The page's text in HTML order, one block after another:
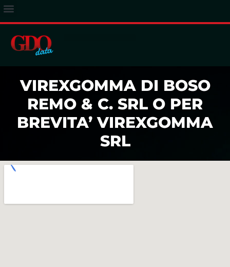
VIREXGOMMA DI BOSO
REMO & C. SRL O PER
BREVITA’ VIREXGOMMA
SRL